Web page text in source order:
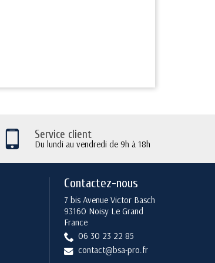
Service client
Du lundi au vendredi de 9h à 18h
Contactez-nous
7 bis Avenue Victor Basch
93160 Noisy Le Grand
France
06 30 23 22 85
contact@bsa-pro.fr